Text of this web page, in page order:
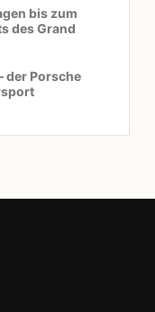
bis zum
des Grand
der Porsche